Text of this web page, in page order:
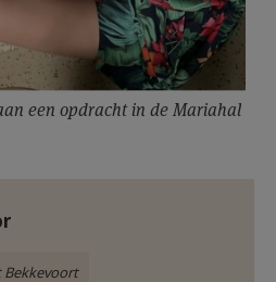
een opdracht in de Mariahal
Bekkevoort